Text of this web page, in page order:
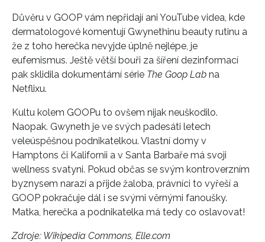
Důvěru v GOOP vám nepřidají ani YouTube videa, kde
dermatologové komentují Gwynethinu beauty rutinu a
že z toho herečka nevyjde úplně nejlépe, je
eufemismus. Ještě větší bouři za šíření dezinformací
pak sklidila dokumentární série The Goop Lab na
Netflixu.
Kultu kolem GOOPu to ovšem nijak neuškodilo.
Naopak. Gwyneth je ve svých padesáti letech
veleúspěšnou podnikatelkou. Vlastní domy v
Hamptons či Kalifornii a v Santa Barbaře má svoji
wellness svatyni. Pokud občas se svým kontroverzním
byznysem narazí a přijde žaloba, právníci to vyřeší a
GOOP pokračuje dál i se svými věrnými fanoušky.
Matka, herečka a podnikatelka má tedy co oslavovat!
Zdroje: Wikipedia Commons, Elle.com